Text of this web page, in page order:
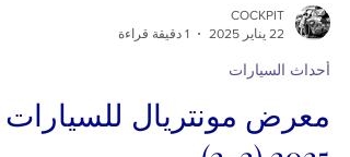
COCKPIT
معرض مونتريال للسيارات